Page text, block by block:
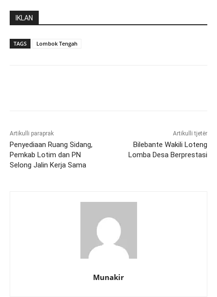
IKLAN
TAGS Lombok Tengah
Artikulli paraprak
Penyediaan Ruang Sidang,
Pemkab Lotim dan PN
Selong Jalin Kerja Sama
Artikulli tjetër
Bilebante Wakili Loteng
Lomba Desa Berprestasi
Munakir